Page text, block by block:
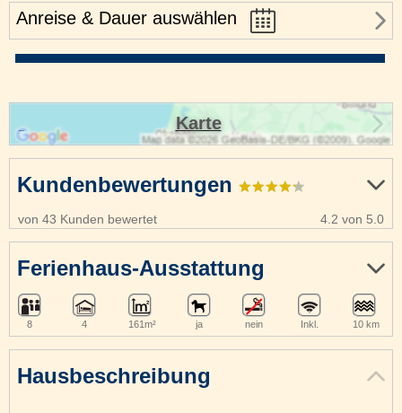
Anreise & Dauer auswählen
Hausbeschreibung
Kundenbewertungen
von 43 Kunden bewertet 4.2 von 5.0
Ferienhaus-Ausstattung
8 4 161m² ja nein Inkl. 10 km
Karte